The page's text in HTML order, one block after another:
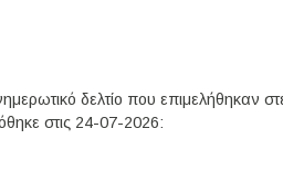
δελτίο που επιμελήθηκαν
στις 24-07-2026: